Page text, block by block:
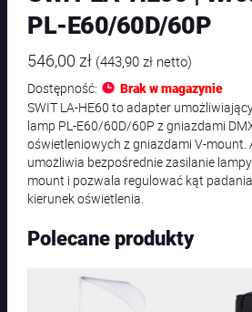
PL-E60/60D/60P
546,00 zł (443,90zł netto)
Dostępność:
Brak w magazynie
SWIT LA-HE60 to adapter
lamp PL-E60/60D/60P z gniazdami
oświetleniowych z gniazdami V-mount.
umożliwia bezpośrednie zasilanie
mount i pozwala regulować kąt
kierunek oświetlenia.
Polecane produkty